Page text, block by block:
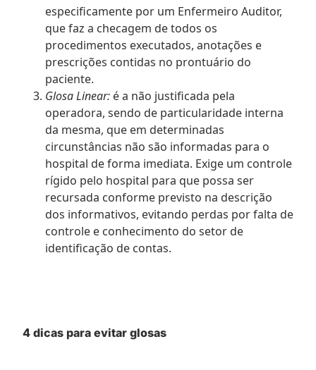
especificamente por um Enfermeiro Auditor,
que faz a checagem de todos os
procedimentos executados, anotações e
prescrições contidas no prontuário do
paciente.
Glosa Linear: é a não justificada pela
operadora, sendo de particularidade interna
da mesma, que em determinadas
circunstâncias não são informadas para o
hospital de forma imediata. Exige um controle
rígido pelo hospital para que possa ser
recursada conforme previsto na descrição
dos informativos, evitando perdas por falta de
controle e conhecimento do setor de
identificação de contas.
4 dicas para evitar glosas